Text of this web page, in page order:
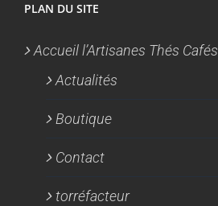
PLAN DU SITE
Accueil l’Artisanes Thés Cafés
Actualités
Boutique
Contact
torréfacteur